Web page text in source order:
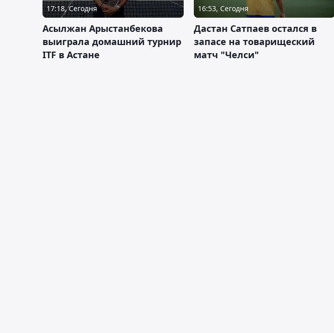
17:18, Сегодня
Асылжан Арыстанбекова
выиграла домашний турнир
ITF в Астане
16:53, Сегодня
Дастан Сатпаев остался в
запасе на товарищеский
матч "Челси"